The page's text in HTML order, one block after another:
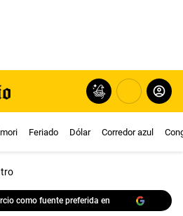
Feriado Dólar Corredor azul
como fuente preferida en